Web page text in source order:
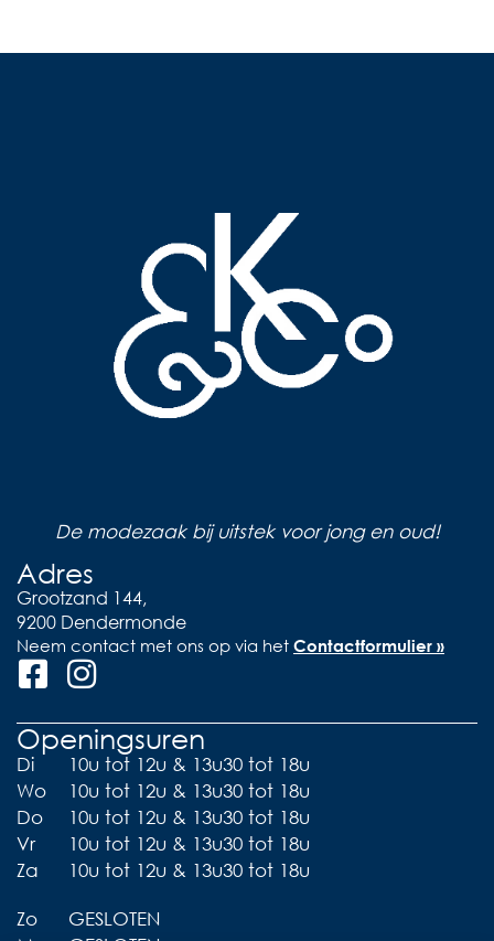
De modezaak bij uitstek voor jong en oud!
Adres
Grootzand 144,
9200 Dendermonde
Neem contact met ons op via het Contactformulier »
Openingsuren
Di
10u tot 12u & 13u30 tot 18u
Wo
10u tot 12u & 13u30 tot 18u
Do
10u tot 12u & 13u30 tot 18u
Vr
10u tot 12u & 13u30 tot 18u
Za
10u tot 12u & 13u30 tot 18u
Zo
GESLOTEN